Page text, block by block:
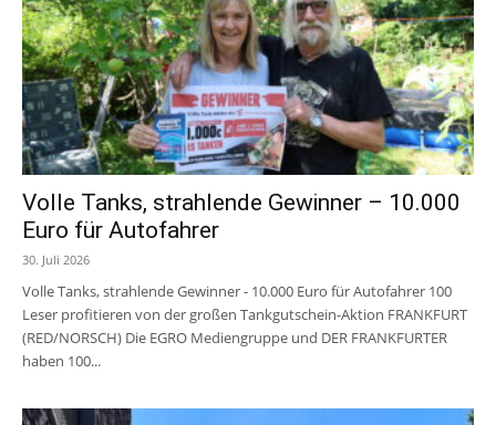
Volle Tanks, strahlende Gewinner – 10.000
Euro für Autofahrer
30. Juli 2026
Volle Tanks, strahlende Gewinner - 10.000 Euro für Autofahrer 100
Leser profitieren von der großen Tankgutschein-Aktion FRANKFURT
(RED/NORSCH) Die EGRO Mediengruppe und DER FRANKFURTER
haben 100...